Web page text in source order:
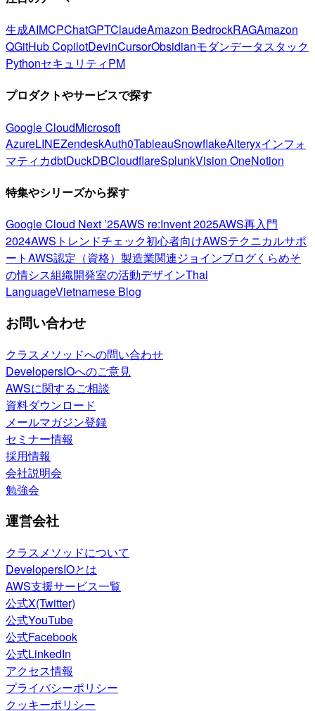
生成AIMCPChatGPTClaudeAmazon BedrockRAGAmazon
QGitHub CopilotDevinCursorObsidianモダンデータスタック
PythonセキュリティPM
プロダクトやサービスで探す
Google CloudMicrosoft
AzureLINEZendeskAuth0TableauSnowflakeAlteryxインフォ
マティカdbtDuckDBCloudflareSplunkVision OneNotion
特集やシリーズから探す
Google Cloud Next ’25AWS re:Invent 2025AWS再入門
2024AWSトレンドチェック初心者向けAWSテクニカルサポ
ートAWS認定（資格） 製造業関連ジョインブログくらめそ
の情シス組織開発室の活動デザインThai
LanguageVietnamese Blog
お問い合わせ
クラスメソッドへの問い合わせ
DevelopersIOへのご意見
AWSに関するご相談
資料ダウンロード
メールマガジン登録
セミナー情報
採用情報
会社説明会
勉強会
運営会社
クラスメソッドについて
DevelopersIOとは
AWS支援サービス一覧
公式X(Twitter)
公式YouTube
公式Facebook
公式LinkedIn
アクセス情報
プライバシーポリシー
クッキーポリシー